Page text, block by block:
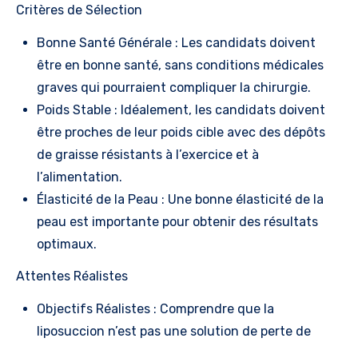
Critères de Sélection
Bonne Santé Générale : Les candidats doivent
être en bonne santé, sans conditions médicales
graves qui pourraient compliquer la chirurgie.
Poids Stable : Idéalement, les candidats doivent
être proches de leur poids cible avec des dépôts
de graisse résistants à l’exercice et à
l’alimentation.
Élasticité de la Peau : Une bonne élasticité de la
peau est importante pour obtenir des résultats
optimaux.
Attentes Réalistes
Objectifs Réalistes : Comprendre que la
liposuccion n’est pas une solution de perte de